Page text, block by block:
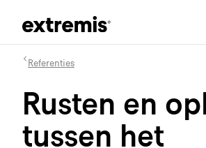
Referenties
Rusten en
tussen het